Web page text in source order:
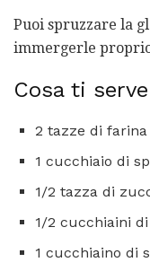
Puoi spruzzare la
immergerle
Cosa ti serve
2 tazze di farina
1 cucchiaio di
1/2 tazza di
1/2 cucchiaini
1 cucchiaino di